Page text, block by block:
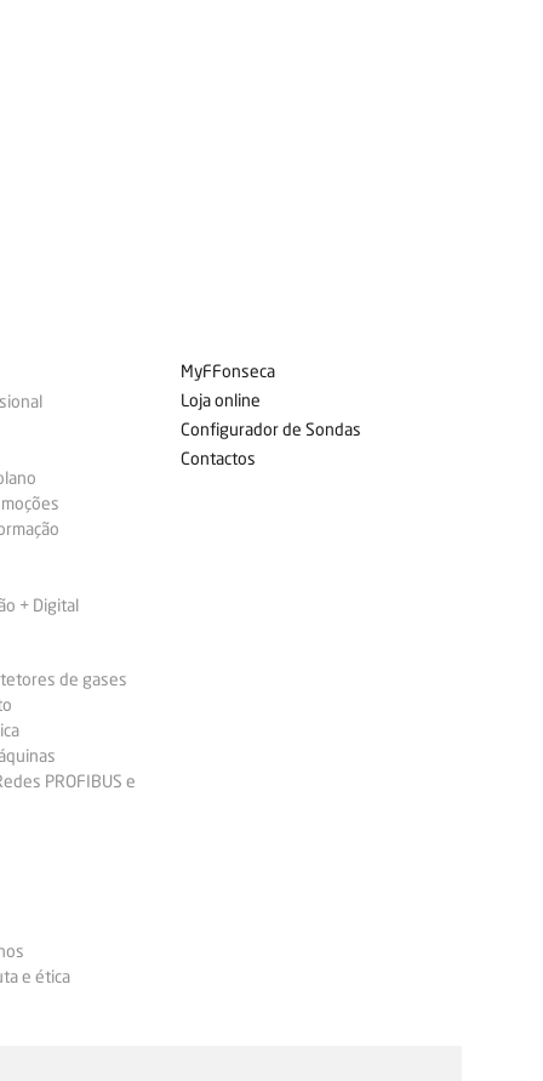
+ Digital
de gases
PROFIBUS e
e ética
MyFFonseca
Loja online
Configurador de Sondas
Contactos